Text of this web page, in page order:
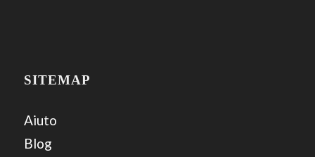
SITEMAP
Aiuto
Blog